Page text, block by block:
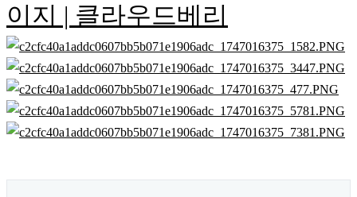
이지 | 클라우드베리